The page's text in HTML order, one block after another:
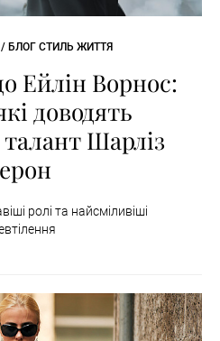
БЛОГ СТИЛЬ ЖИТТЯ
Ейлін Ворнос:
доводять
Шарліз
ролі та найсміливіші